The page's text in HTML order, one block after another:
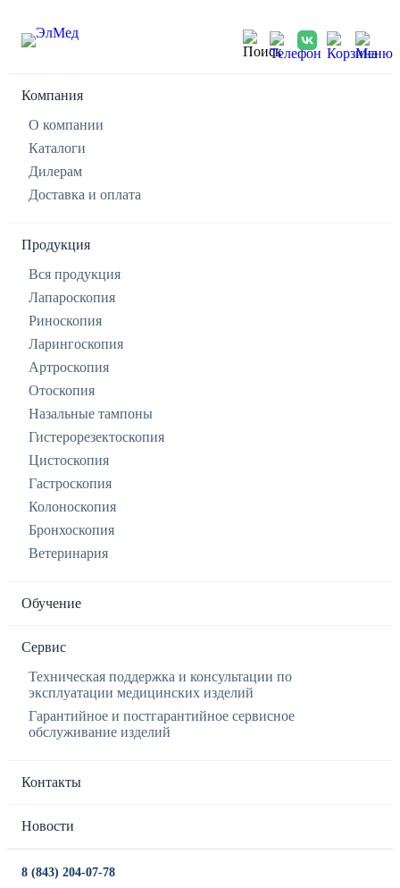
Компания
О компании
Каталоги
Дилерам
Доставка и оплата
Продукция
Вся продукция
Лапароскопия
Риноскопия
Ларингоскопия
Артроскопия
Отоскопия
Назальные тампоны
Гистерорезектоскопия
Цистоскопия
Гастроскопия
Колоноскопия
Бронхоскопия
Ветеринария
Обучение
Сервис
Техническая поддержка и консультации по
эксплуатации медицинских изделий
Гарантийное и постгарантийное сервисное
обслуживание изделий
Контакты
Новости
8 (843) 204-07-78